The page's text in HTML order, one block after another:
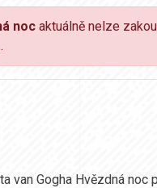
noc aktuálně nelze
van Gogha Hvězdná noc